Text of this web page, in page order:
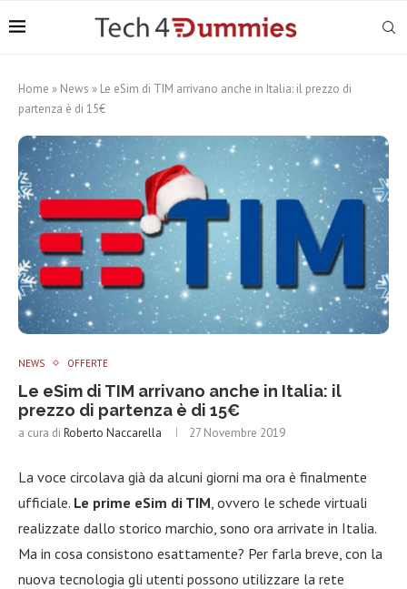
Home » News » Le eSim di TIM arrivano anche in Italia: il prezzo di
partenza è di 15€
NEWS OFFERTE
Le eSim di TIM arrivano anche in Italia: il
prezzo di partenza è di 15€
a cura di Roberto Naccarella 27 Novembre 2019
La voce circolava già da alcuni giorni ma ora è finalmente
ufficiale. Le prime eSim di TIM , ovvero le schede virtuali
realizzate dallo storico marchio, sono ora arrivate in Italia.
Ma in cosa consistono esattamente? Per farla breve, con la
nuova tecnologia gli utenti possono utilizzare la rete